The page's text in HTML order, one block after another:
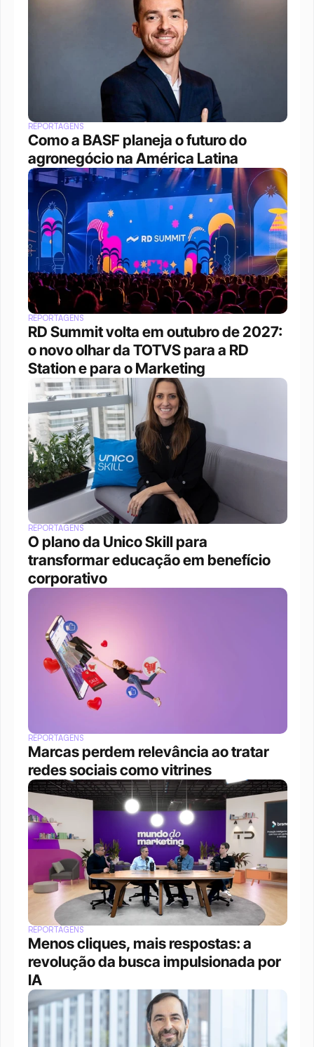
REPORTAGENS
Como a BASF planeja o futuro do
agronegócio na América Latina
REPORTAGENS
RD Summit volta em outubro de 2027:
o novo olhar da TOTVS para a RD
Station e para o Marketing
REPORTAGENS
O plano da Unico Skill para
transformar educação em benefício
corporativo
REPORTAGENS
Marcas perdem relevância ao tratar
redes sociais como vitrines
REPORTAGENS
Menos cliques, mais respostas: a
revolução da busca impulsionada por
IA